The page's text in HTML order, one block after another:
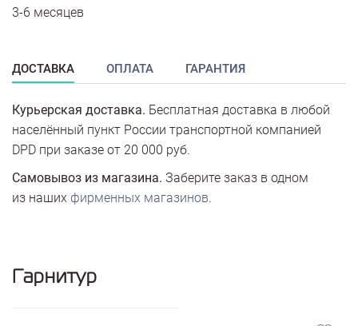
3-6 месяцев
ДОСТАВКА ОПЛАТА ГАРАНТИЯ
Курьерская доставка. Бесплатная доставка в любой
населённый пункт России транспортной компанией
DPD при заказе от 20 000 руб.
Самовывоз из магазина. Заберите заказ в одном
из наших фирменных магазинов.
Гарнитур